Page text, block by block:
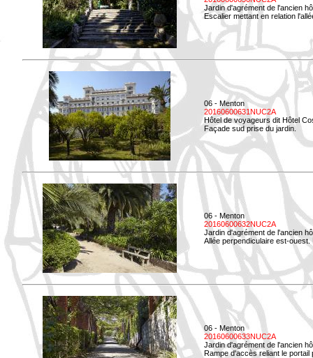
Jardin d'agrément de l'ancien
Escalier mettant en relation
06 - Menton
20160600631NUC2A
Hôtel de voyageurs dit Hôtel
Façade sud prise du jardin.
06 - Menton
20160600632NUC2A
Jardin d'agrément de l'ancien
Allée perpendiculaire est-ouest.
06 - Menton
20160600633NUC2A
Jardin d'agrément de l'ancien
Rampe d'accès reliant le portail